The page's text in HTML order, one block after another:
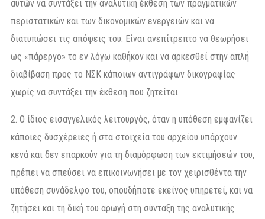
αυτών να συντάξει την αναλυτική έκθεση των πραγματικών
περιστατικών και των δικονομικών ενεργειών και να
διατυπώσει τις απόψεις του. Είναι ανεπίτρεπτο να θεωρήσει
ως «πάρεργο» το εν λόγω καθήκον και να αρκεσθεί στην απλή
διαβίβαση προς το ΝΣΚ κάποιων αντιγράφων δικογραφίας
χωρίς να συντάξει την έκθεση που ζητείται.
2. Ο ίδιος εισαγγελικός λειτουργός, όταν η υπόθεση εμφανίζει
κάποιες δυσχέρειες ή στα στοιχεία του αρχείου υπάρχουν
κενά και δεν επαρκούν για τη διαμόρφωση των εκτιμήσεών του,
πρέπει να σπεύσει να επικοινωνήσει με τον χειρισθέντα την
υπόθεση συνάδελφο του, οπουδήποτε εκείνος υπηρετεί, και να
ζητήσει και τη δική του αρωγή στη σύνταξη της αναλυτικής